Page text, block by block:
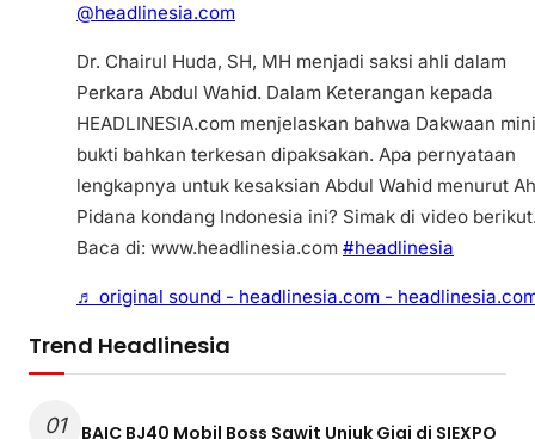
@headlinesia.com
Dr. Chairul Huda, SH, MH menjadi saksi ahli dalam
Perkara Abdul Wahid. Dalam Keterangan kepada
HEADLINESIA.com menjelaskan bahwa Dakwaan
bukti bahkan terkesan dipaksakan. Apa pernyataan
lengkapnya untuk kesaksian Abdul Wahid menurut
Pidana kondang Indonesia ini? Simak di video
Baca di: www.headlinesia.com #headlinesia
♬ original sound - headlinesia.com -
Trend Headlinesia
01
BAIC BJ40 Mobil Boss Sawit Unjuk Gigi di SIEXPO